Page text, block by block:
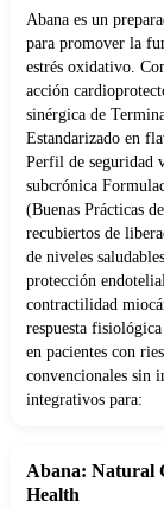
Abana es un
para promover la
estrés oxidativo.
acción
sinérgica de
Estandarizado en
Perfil de seguridad
subcrónica
(Buenas Prácticas
recubiertos de
de niveles
protección
contractilidad
respuesta
en pacientes con
convencionales sin
integrativos para:
Abana: Natural
Health